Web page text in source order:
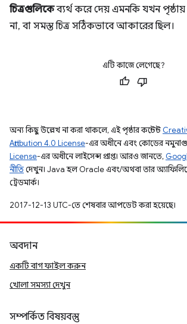
চিত্রগুলিকেব্যর্থ করে দেয় এমনকি যখন
না, বা সমস্ত চিত্র সঠিকভাবে আকারের ছিল।
এটি কাজে লেগেছে?
অন্য কিছু উল্লেখ না করা থাকলে, এই পৃষ্ঠার কন্টেন্ট
Attribution 4.0 License-এর অধীনে এবং কোডের
License-এর অধীনে লাইসেন্স প্রাপ্ত। আরও জানতে,
নীতিদেখুন। Java হল Oracle এবং/অথবা তার
ট্রেডমার্ক।
2017-12-13 UTC-তে শেষবার আপডেট করা হয়েছে।
অবদান
একটি বাগ ফাইল করুন
খোলা সমস্যা দেখুন
সম্পর্কিত বিষয়বস্তু